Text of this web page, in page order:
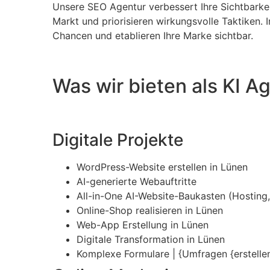
Unsere SEO Agentur verbessert Ihre
Markt und priorisieren wirkungsvolle Taktiken.
Chancen und etablieren Ihre Marke sichtbar.
Was wir bieten als KI
Digitale Projekte
WordPress-Website erstellen in Lünen
AI-generierte Webauftritte
All-in-One AI-Website-Baukasten
Online-Shop realisieren in Lünen
Web-App Erstellung in Lünen
Digitale Transformation in Lünen
Komplexe Formulare | {Umfragen